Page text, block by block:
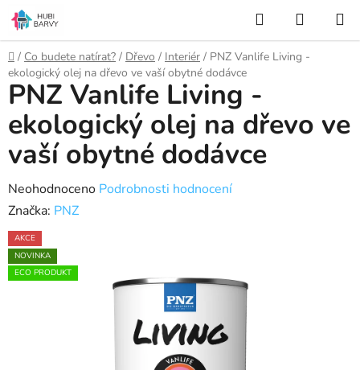
Přejít
na
obsah
Hledat
KOŠÍK
Domů
/ Co budete natírat? / Dřevo / Interiér / PNZ Vanlife Living -
ekologický olej na dřevo ve vaší obytné dodávce
PNZ Vanlife Living -
ekologický olej na dřevo ve
vaší obytné dodávce
Průměrné
hodnocení
produktu
je
0,0
Neohodnoceno Podrobnosti hodnocení
Značka: PNZ
AKCE
NOVINKA
ECO PRODUKT